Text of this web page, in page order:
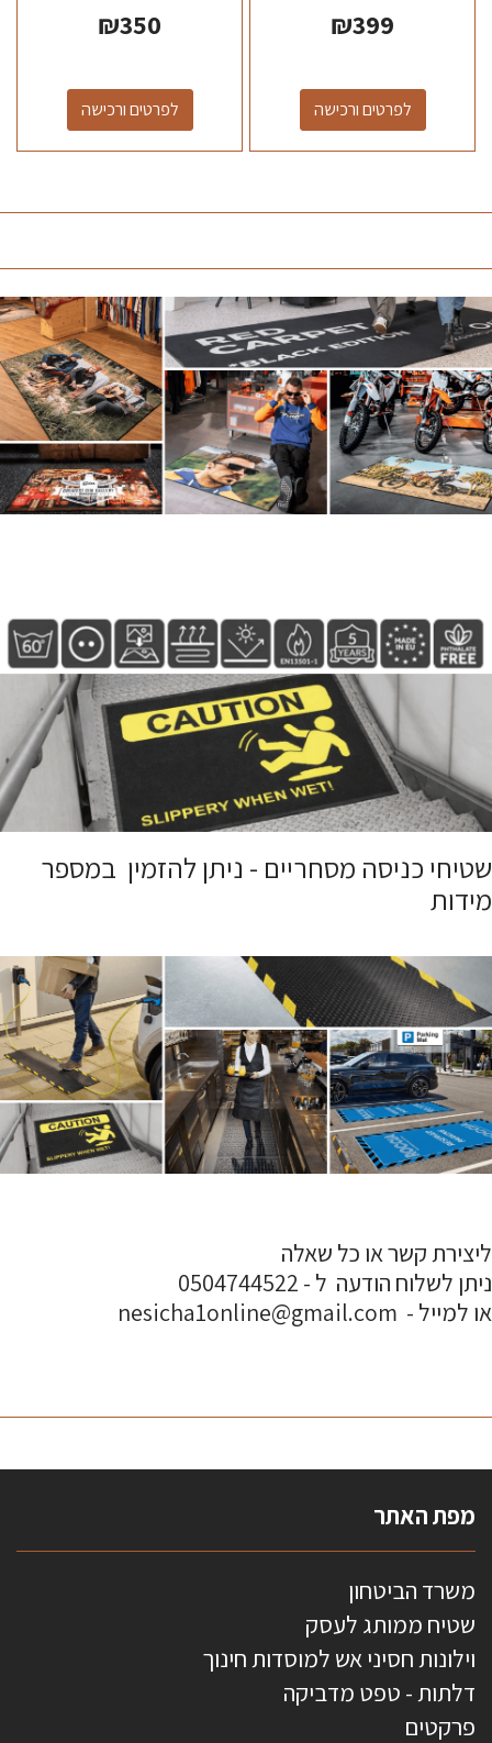
₪399
לפרטים ורכישה
₪350
לפרטים ורכישה
שטיחי כניסה מסחריים - ניתן להזמין במספר
מידות
ליצירת קשר או כל שאלה
ניתן לשלוח הודעה ל - 0504744522
או למייל - nesicha1online@gmail.com
מפת האתר
משרד הביטחון
שטיח ממותג לעסק
וילונות חסיני אש למוסדות חינוך
דלתות - טפט מדביקה
פרקטים